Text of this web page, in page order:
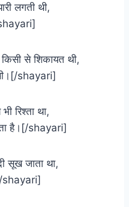
लगती थी,
से शिकायत थी,
shayari]
रिश्ता था,
है।[/shayari]
सूख जाता था,
shayari]